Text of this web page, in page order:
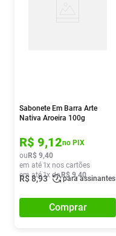
Sabonete Em Barra Arte
Nativa Aroeira 100g
R$ 9,12no PIX
ou R$ 9,40
em até 1x nos cartões
em até1x de R$ 9,40
R$8,93 para assinantes
Comprar